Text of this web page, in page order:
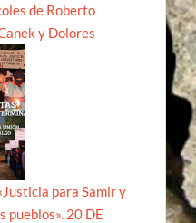
de Roberto
y Dolores
para Samir y
pueblos». 20 DE